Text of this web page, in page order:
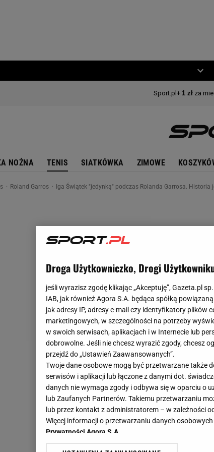
NOŻNA TENIS SIATKÓWKA ZIMOWE
Roland Garros Iga Świątek "jedynką" podczas Rolanda Garrosa. Historia
Droga Użytkowniczko, Drogi
jeśli wyrazisz zgodę klikając „Akceptuję”, Gazeta.pl
IAB, jak również Agora S.A. będąca spółką
jak adresy IP, adresy e-mail czy identyfikatory plików
marketingowych, w szczególności na potrzeby
w swoich serwisach, aplikacjach i w Internecie lub
dobrowolne. Jeśli nie chcesz wyrazić zgody, chcesz
przejdź do „Ustawień Zaawansowanych”.
Twoje dane osobowe mogą być przetwarzane także
serwisów i aplikacji lub łączone z danymi dot.
danych nie wymaga zgody i odbywa się w oparciu o
lub Zaufanych Partnerów. Takiemu przetwarzaniu
lub przez kontakt z administratorem – w zależności
Więcej informacji o przetwarzaniu danych
Prywatności Agora S.A.